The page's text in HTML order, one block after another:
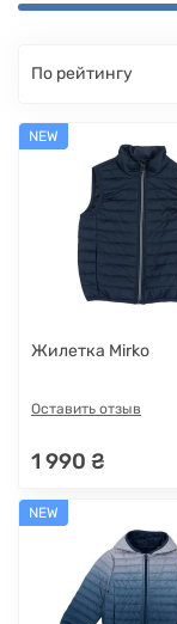
по рейтингу
NEW
Жилетка Mirko
Оставить отзыв
1 990 ₴
NEW